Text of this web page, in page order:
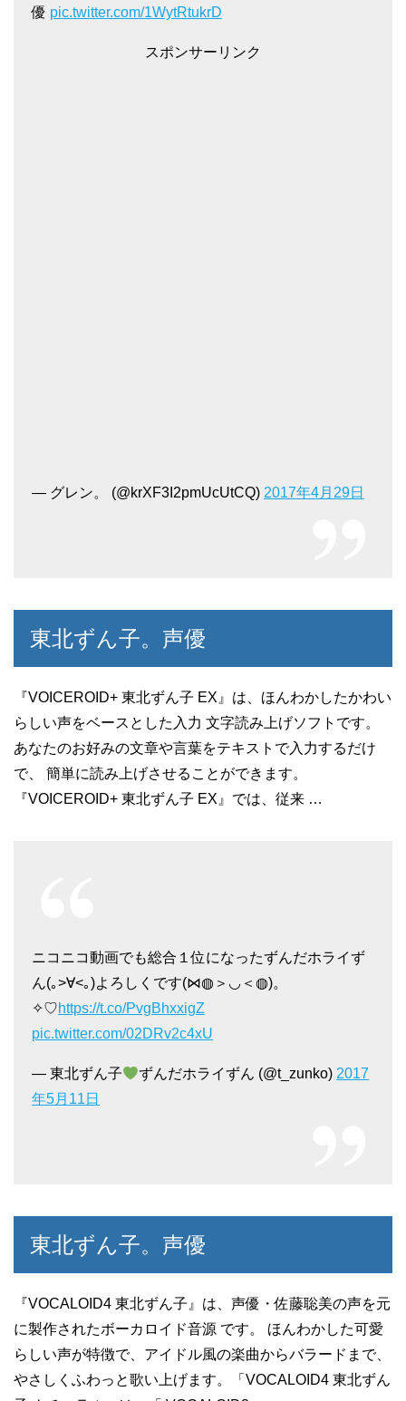
優 pic.twitter.com/1WytRtukrD
スポンサーリンク
— グレン。 (@krXF3I2pmUcUtCQ) 2017年4月29日
東北ずん子。声優
『VOICEROID+ 東北ずん子 EX』は、ほんわかしたかわい
らしい声をベースとした入力 文字読み上げソフトです。
あなたのお好みの文章や言葉をテキストで入力するだけ
で、 簡単に読み上げさせることができます。
『VOICEROID+ 東北ずん子 EX』では、従来 …
ニコニコ動画でも総合１位になったずんだホライず
ん(｡>∀<｡)よろしくです(⋈◍＞◡＜◍)。
✧♡https://t.co/PvgBhxxigZ
pic.twitter.com/02DRv2c4xU
— 東北ずん子 ずんだホライずん (@t_zunko) 2017
年5月11日
東北ずん子。声優
『VOCALOID4 東北ずん子』は、声優・佐藤聡美の声を元
に製作されたボーカロイド音源 です。 ほんわかした可愛
らしい声が特徴で、アイドル風の楽曲からバラードまで、
やさしくふわっと歌い上げます。「VOCALOID4 東北ずん